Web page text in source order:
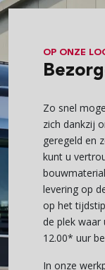
OP ONZE
Zo snel
zich dankzij
geregeld en
kunt u
levering op
op het
de plek waar
12.00* uur
In onze